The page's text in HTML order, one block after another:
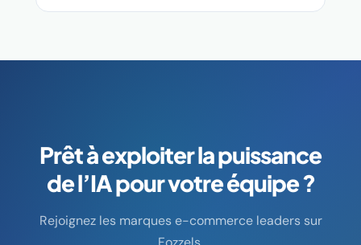
Prêt à exploiter la puissance
de l’IA pour votre équipe ?
Rejoignez les marques e-commerce leaders sur